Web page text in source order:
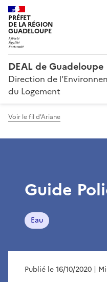
PRÉFET
DE LA RÉGION
GUADELOUPE
DEAL de Guadeloupe
Direction de
du Logement
Voir le fil d'Ariane
Guide
Eau
Publié le 16/10/2020 |